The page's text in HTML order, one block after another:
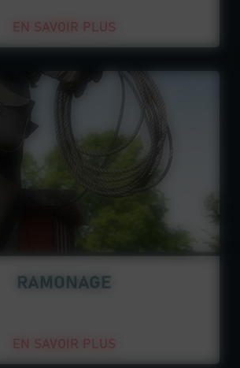
EN SAVOIR PLUS
RAMONAGE
EN SAVOIR PLUS